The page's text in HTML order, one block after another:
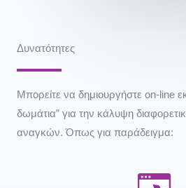
Δυνατότητες
Μπορείτε να δημιουργήστε on-line
δωμάτια” για την κάλυψη
αναγκών. Όπως για παράδειγμα: